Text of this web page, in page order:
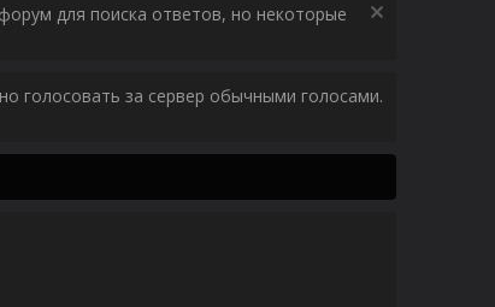
для поиска ответов, но некоторые
голосовать за сервер обычными голосами.